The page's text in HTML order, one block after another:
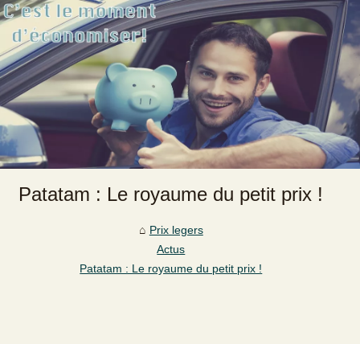
Patatam : Le royaume du petit prix !
Prix legers
Actus
Patatam : Le royaume du petit prix !